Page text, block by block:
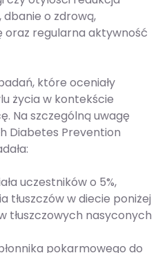
dbanie o zdrową,
oraz regularna aktywność
które oceniały
życia w kontekście
Na szczególną uwagę
Diabetes Prevention
uczestników o 5%,
tłuszczów w diecie poniżej
tłuszczowych nasyconych
pokarmowego do